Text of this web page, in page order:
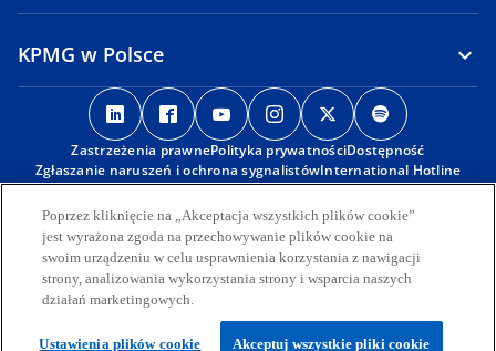
KPMG w Polsce
o
p
e
n
s
i
n
a
n
e
o
p
e
n
s
i
n
a
e
o
p
e
n
i
n
a
e
o
p
e
n
s
i
n
a
e
o
p
e
n
i
n
a
e
p
e
n
s
n
a
e
Zastrzeżenia prawnePolityka prywatnościDostępność
Zgłaszanie naruszeń i ochrona sygnalistówInternational Hotline
© 2026 KPMG Sp. z o.o., polska spółka z ograniczoną
odpowiedzialnością i członek globalnej organizacji KPMG składającej
się z niezależnych spółek członkowskich stowarzyszonych z KPMG
International Limited, prywatną spółką angielską z
odpowiedzialnością ograniczoną do wysokości gwarancji. Wszelkie
Więcej informacji na temat struktury globalnej organizacji KPMG
Poprzez kliknięcie na „Akceptacja wszystkich plików cookie”
jest wyrażona zgoda na przechowywanie plików cookie na
swoim urządzeniu w celu usprawnienia korzystania z nawigacji
strony, analizowania wykorzystania strony i wsparcia naszych
działań marketingowych.
Ustawienia plików cookie Akceptuj wszystkie pliki cookie